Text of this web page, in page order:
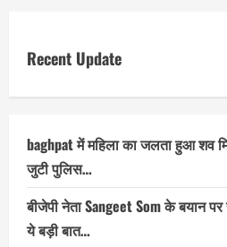
Recent Update
baghpat में महिला का जलता हुआ शव
जुटी पुलिस…
बीजेपी नेता Sangeet Som के बयान पर
ये बड़ी बात…